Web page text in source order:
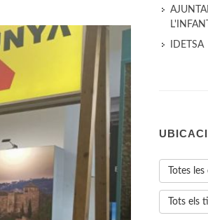
IDETSA
Totes
Tots els